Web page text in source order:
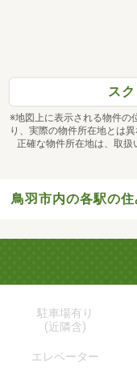
ス
※地図上に表示される物件の
り、実際の物件所在地とは
正確な物件所在地は、取扱
鳥羽市内の各駅の住
駐車場有り
(近隣含)
エレベーター